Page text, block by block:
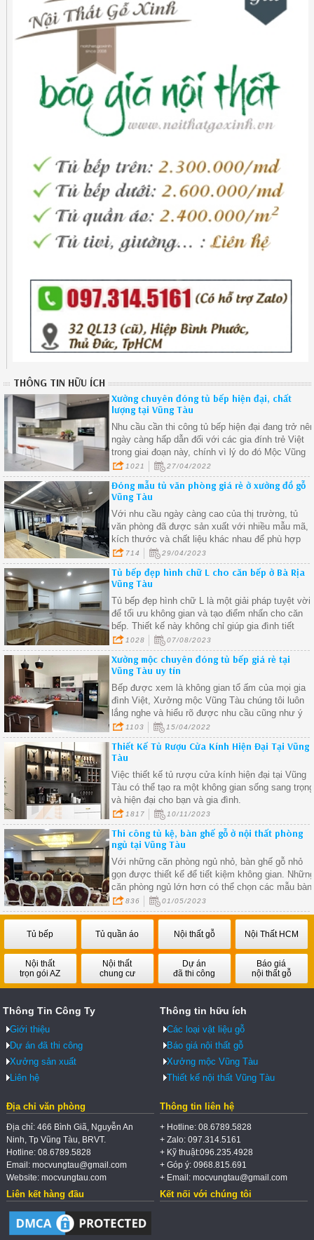
THÔNG TIN HỮU ÍCH
Xưởng chuyên đóng tủ bếp hiện đại, chất
lượng tại Vũng Tàu
Nhu cầu cần thi công tủ bếp hiện đại đang trở
ngày càng hấp dẫn đối với các gia đính trẻ Việt
trong giai đoạn này, chính vì lý do đó Mộc Vũng
Tàu đã nắm bắt được xu hướng nên chúng tôi
sẵn sàng lên thiết kế và thi công nội thất phòng
bếp cho quý khách.
1021 27/04/2022
Đóng mẫu tủ văn phòng giá rẻ ở xưởng đồ gỗ
Vũng Tàu
Với nhu cầu ngày càng cao của thị trường, tủ
văn phòng đã được sản xuất với nhiều mẫu mã,
kích thước và chất liệu khác nhau để phù hợp
với nhu cầu của từng khách hàng
714 29/04/2023
Tủ bếp đẹp hình chữ L cho căn bếp ở Bà Rịa
Vũng Tàu
Tủ bếp đẹp hình chữ L là một giải pháp tuyệt vời
để tối ưu không gian và tạo điểm nhấn cho căn
bếp. Thiết kế này không chỉ giúp gia đình tiết
kiệm diện tích mà còn tạo nên một không gian
nấu nướng hiện đại, tiện nghi và tinh tế
1028 07/08/2023
Xưởng mộc chuyên đóng tủ bếp giá rẻ tại
Vũng Tàu uy tín
Bếp được xem là không gian tổ ấm của mọi gia
đình Việt, Xưởng mộc Vũng Tàu chúng tôi luôn
lắng nghe và hiểu rõ được nhu cầu cũng như ý
muốn của khách hàng để tạo ra những mẫu tủ
bếp đẹp mang phong cách cá nhân của gia chủ.
1103 15/04/2022
Thiết Kế Tủ Rượu Cửa Kính Hiện Đại Tại Vũng
Tàu
Việc thiết kế tủ rượu cửa kính hiện đại tại Vũng
Tàu có thể tạo ra một không gian sống sang trọng
và hiện đại cho bạn và gia đình.
1817 10/11/2023
Thi công tủ kệ, bàn ghế gỗ ở nội thất phòng
ngủ tại Vũng Tàu
Với những căn phòng ngủ nhỏ, bàn ghế gỗ nhỏ
gọn được thiết kế để tiết kiệm không gian.
căn phòng ngủ lớn hơn có thể chọn các mẫu bàn
ghế gỗ lớn hơn, giúp tạo ra không gian sống sang
trọng hơn
836 01/05/2023
Tủ bếp Tủ quần áo Nội thất gỗ Nội Thất HCM
Nội thất
trọn gói AZ
Nội thất
chung cư
Dự án
đã thi công
Báo giá
nội thất gỗ
Thông Tin Công Ty
Giới thiệu
Dự án đã thi công
Xưởng sản xuất
Liên hệ
Thông tin hữu ích
Các loại vật liệu gỗ
Báo giá nội thất gỗ
Xưởng mộc Vũng Tàu
Thiết kế nội thất Vũng Tàu
Địa chỉ văn phòng
Địa chỉ: 466 Bình Giã, Nguyễn An
Ninh, Tp Vũng Tàu, BRVT.
Hotline: 08.6789.5828
Email: mocvungtau@gmail.com
Website: mocvungtau.com
Thông tin liên hệ
+ Hotline: 08.6789.5828
+ Zalo: 097.314.5161
+ Kỹ thuật:096.235.4928
+ Góp ý: 0968.815.691
+ Email: mocvungtau@gmail.com
Liên kết hàng đầu Kết nối với chúng tôi